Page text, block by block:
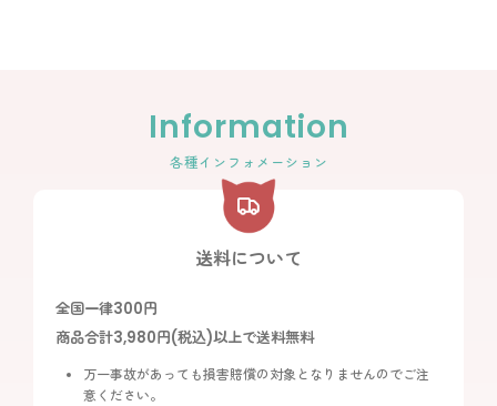
Information
各種インフォメーション
送料について
全国一律300円
商品合計3,980円(税込)以上で送料無料
万一事故があっても損害賠償の対象となりませんのでご注
意ください。